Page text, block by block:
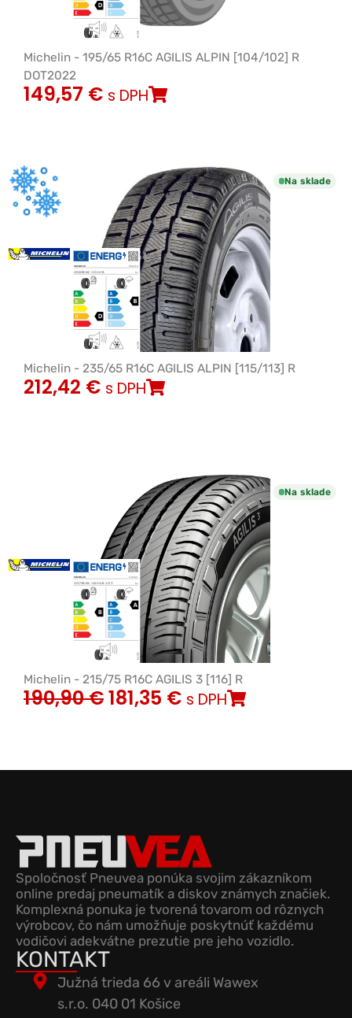
Michelin - 195/65 R16C AGILIS ALPIN [104/102] R
DOT2022
149,57 € s DPH
Na sklade
Michelin - 235/65 R16C AGILIS ALPIN [115/113] R
212,42 € s DPH
Na sklade
Michelin - 215/75 R16C AGILIS 3 [116] R
190,90€181,35 € s DPH
Spoločnosť Pneuvea ponúka svojim zákazníkom
online predaj pneumatík a diskov známych značiek.
Komplexná ponuka je tvorená tovarom od rôznych
výrobcov, čo nám umožňuje poskytnúť každému
vodičovi adekvátne prezutie pre jeho vozidlo.
KONTAKT
Južná trieda 66 v areáli Wawex
s.r.o. 040 01 Košice